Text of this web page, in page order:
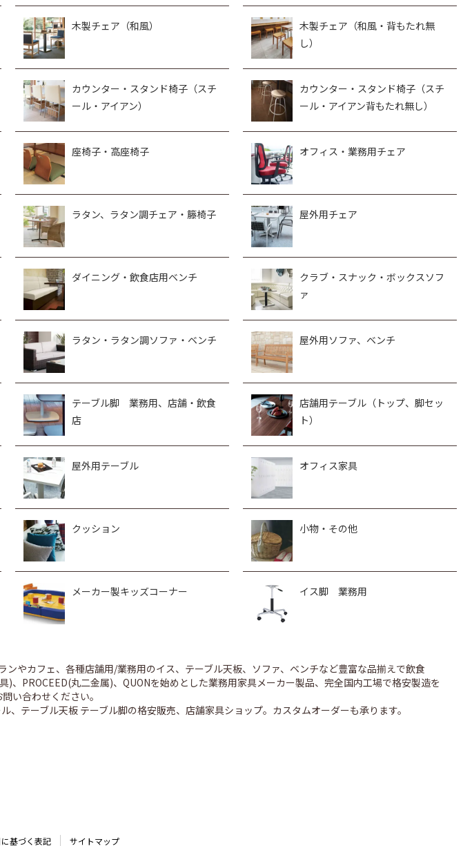
木製チェア（和風）
木製チェア（和風・背もたれ無
し）
カウンター・スタンド椅子（スチ
ール・アイアン）
カウンター・スタンド椅子（スチ
ール・アイアン背もたれ無し）
座椅子・高座椅子 オフィス・業務用チェア
ラタン、ラタン調チェア・籐椅子 屋外用チェア
ダイニング・飲食店用ベンチ
クラブ・スナック・ボックスソフ
ァ
ラタン・ラタン調ソファ・ベンチ 屋外用ソファ、ベンチ
テーブル脚 業務用、店舗・飲食
店
店舗用テーブル（トップ、脚セッ
ト）
屋外用テーブル オフィス家具
クッション 小物・その他
メーカー製キッズコーナー イス脚 業務用
やカフェ、各種店舗用/業務用のイス、テーブル天板、ソファ、ベンチなど豊富な品揃えで飲食
)、PROCEED(丸二金属)、QUONを始めとした業務用家具メーカー製品、完全国内工場で格安製造を
い合わせください。
テーブル天板 テーブル脚の格安販売、店舗家具ショップ。カスタムオーダーも承ります。
基づく表記 サイトマップ